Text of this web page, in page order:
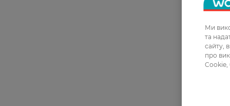
Есенція
499,99
Ми
та
сайту,
про
Cookie,